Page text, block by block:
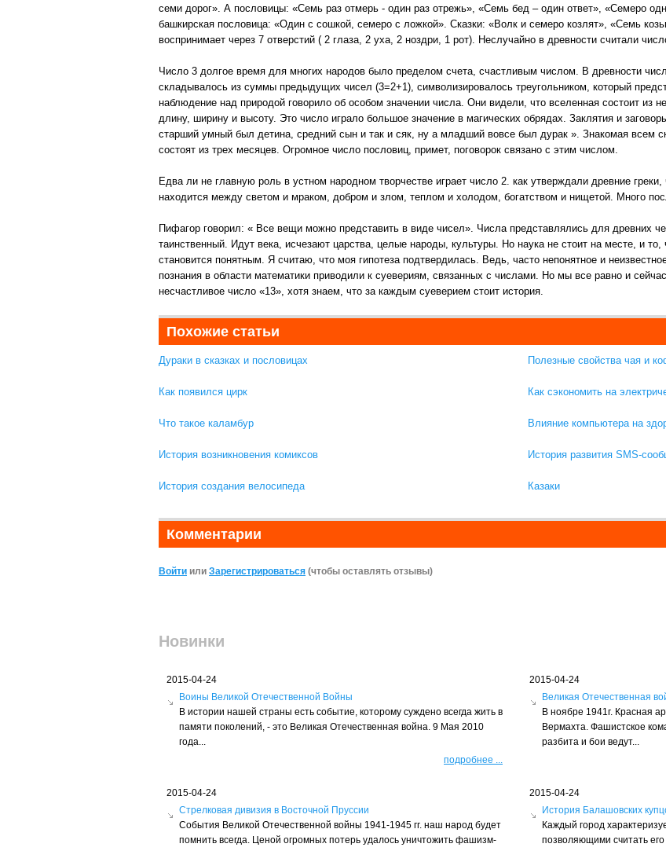
семи дорог». А пословицы: «Семь раз отмерь - один раз отрежь», «Семь бед – один ответ», «Семеро
башкирская пословица: «Один с сошкой, семеро с ложкой». Сказки: «Волк и семеро козлят», «Семь
воспринимает через 7 отверстий ( 2 глаза, 2 уха, 2 ноздри, 1 рот). Неслучайно в древности считали
Число 3 долгое время для многих народов было пределом счета, счастливым числом. В древности
складывалось из суммы предыдущих чисел (3=2+1), символизировалось треугольником, который
наблюдение над природой говорило об особом значении числа. Они видели, что вселенная состоит из
длину, ширину и высоту. Это число играло большое значение в магических обрядах. Заклятия и
старший умный был детина, средний сын и так и сяк, ну а младший вовсе был дурак ». Знакомая всем
состоят из трех месяцев. Огромное число пословиц, примет, поговорок связано с этим числом.
Едва ли не главную роль в устном народном творчестве играет число 2. как утверждали древние
находится между светом и мраком, добром и злом, теплом и холодом, богатством и нищетой. Много
Пифагор говорил: « Все вещи можно представить в виде чисел». Числа представлялись для древних
таинственный. Идут века, исчезают царства, целые народы, культуры. Но наука не стоит на месте, и
становится понятным. Я считаю, что моя гипотеза подтвердилась. Ведь, часто непонятное и
познания в области математики приводили к суевериям, связанных с числами. Но мы все равно и
несчастливое число «13», хотя знаем, что за каждым суеверием стоит история.
Похожие статьи
Дураки в сказках и пословицах
Как появился цирк
Что такое каламбур
История возникновения комиксов
История создания велосипеда
Полезные свойства чая и
Как сэкономить на
Влияние компьютера на
История развития SMS-
Казаки
Комментарии
Войти или Зарегистрироваться (чтобы оставлять отзывы)
Новинки
2015-04-24
Воины Великой Отечественной Войны
В истории нашей страны есть событие, которому суждено всегда жить в
памяти поколений, - это Великая Отечественная война. 9 Мая 2010
года...
подробнее ...
2015-04-24
Великая Отечественная
В ноябре 1941г. Красная
Вермахта. Фашистское
разбита и бои ведут...
2015-04-24
Стрелковая дивизия в Восточной Пруссии
События Великой Отечественной войны 1941-1945 гг. наш народ будет
помнить всегда. Ценой огромных потерь удалось уничтожить фашизм-
2015-04-24
История Балашовских
Каждый город
позволяющими считать